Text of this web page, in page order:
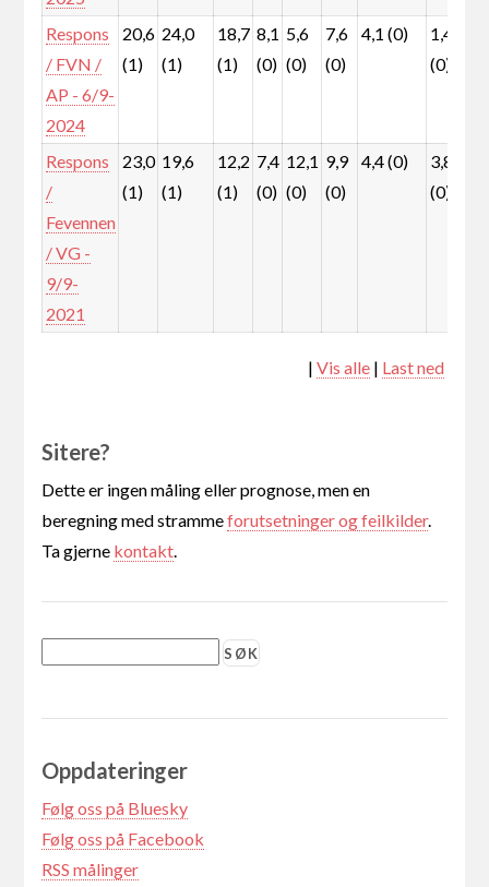
Respons
/ FVN /
AP - 6/9-
2024
20,6
(1)
24,0
(1)
18,7
(1)
8,1
(0)
5,6
(0)
7,6
(0)
4,1 (0)
1,4
(0)
Respons
/
Fevennen
/ VG -
9/9-
2021
23,0
(1)
19,6
(1)
12,2
(1)
7,4
(0)
12,1
(0)
9,9
(0)
4,4 (0)
3,8
(0)
|Vis alle | Last ned
Sitere?
Dette er ingen måling eller prognose, men en
beregning med strammeforutsetninger og feilkilder.
Ta gjerne kontakt
Oppdateringer
Følg oss på Bluesky
Følg oss på Facebook
RSS målinger